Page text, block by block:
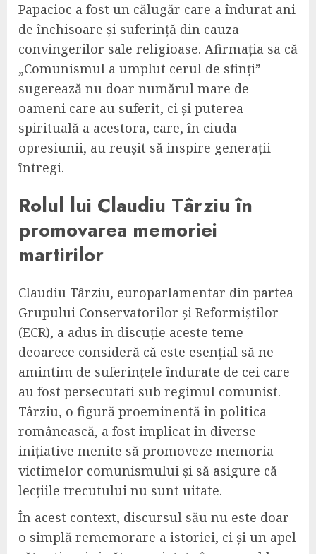
Papacioc a fost un călugăr care a îndurat ani
de închisoare și suferință din cauza
convingerilor sale religioase. Afirmația sa că
„Comunismul a umplut cerul de sfinți”
sugerează nu doar numărul mare de
oameni care au suferit, ci și puterea
spirituală a acestora, care, în ciuda
opresiunii, au reușit să inspire generații
întregi.
Rolul lui Claudiu Târziu în
promovarea memoriei
martirilor
Claudiu Târziu, europarlamentar din partea
Grupului Conservatorilor și Reformiștilor
(ECR), a adus în discuție aceste teme
deoarece consideră că este esențial să ne
amintim de suferințele îndurate de cei care
au fost persecutati sub regimul comunist.
Târziu, o figură proeminentă în politica
românească, a fost implicat în diverse
inițiative menite să promoveze memoria
victimelor comunismului și să asigure că
lecțiile trecutului nu sunt uitate.
În acest context, discursul său nu este doar
o simplă rememorare a istoriei, ci și un apel